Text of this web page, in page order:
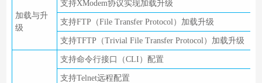
加载与升
级
支持XModem协议实现加载升级
支持FTP（File Transfer Protocol）加载升级
支持TFTP（Trivial File Transfer Protocol）加载升级
支持命令行接口（CLI）配置
支持Telnet远程配置